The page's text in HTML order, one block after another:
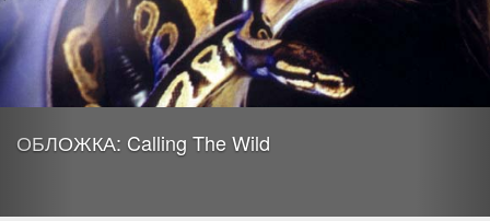
ОБЛОЖКА: Calling The Wild